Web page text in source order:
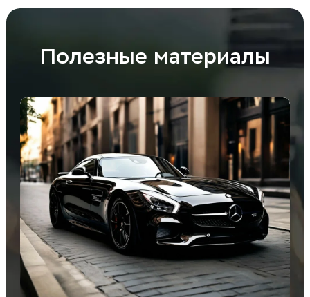
Полезные материалы